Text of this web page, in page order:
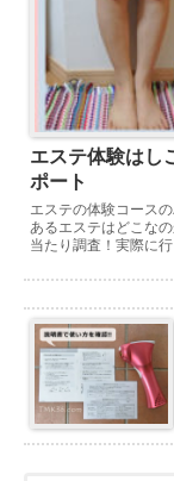
エステ体験はし
ポート
エステの体験コース
あるエステはどこな
当たり調査！実際に